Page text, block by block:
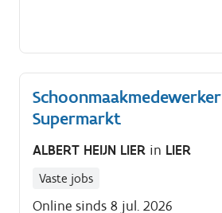
Schoonmaakmedewerker
Supermarkt
ALBERT HEIJN LIER in LIER
Vaste jobs
Online sinds 8 jul. 2026